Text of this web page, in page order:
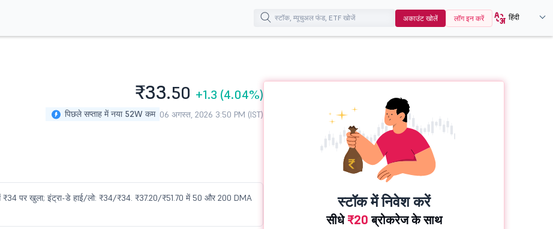
अकाउंट खोलें लॉग इन करें हिंदी
₹33.50 +1.3 (4.04%)
पिछले सप्ताह में नया 52W कम 06 अगस्त, 2026 3:50 PM (IST)
पर खुला; इंट्रा-डे हाई/लो: ₹34/₹34. ₹37.20/₹51.70 में 50 और 200 DMA
स्टॉक में निवेश करें
सीधे₹20ब्रोकरेज के साथ